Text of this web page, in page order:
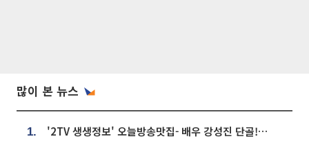
많이 본 뉴스
1. '2TV 생생정보' 오늘방송맛집- 배우 강성진 단골! 쌀국수ㆍ푸팟퐁 커리 맛집 '블○○○'